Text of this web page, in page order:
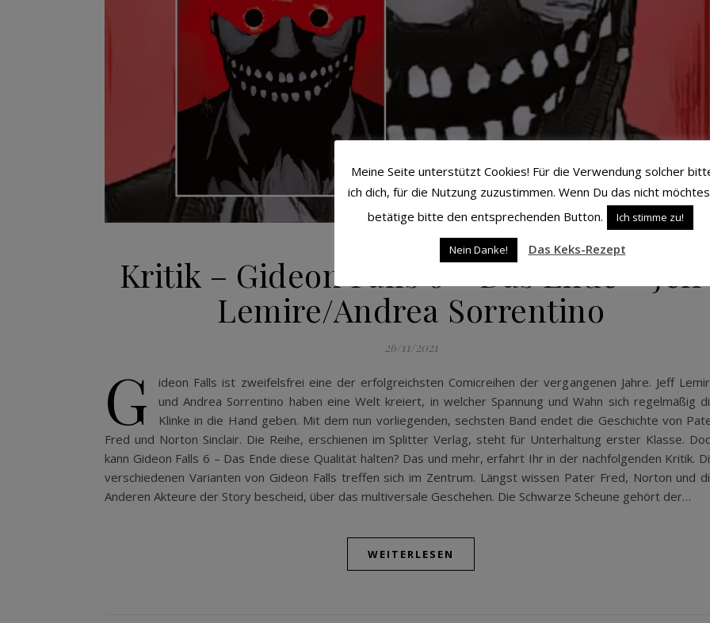
COMIC KRITIKEN
Kritik – Gideon Falls 6 – Das Ende – Jeff
Lemire/Andrea Sorrentino
26/11/2021
G
ideon Falls ist zweifelsfrei eine der erfolgreichsten Comicreihen der vergangenen Jahre. Jeff
und Andrea Sorrentino haben eine Welt kreiert, in welcher Spannung und Wahn sich regelmäßig
Klinke in die Hand geben. Mit dem nun vorliegenden, sechsten Band endet die Geschichte von
Fred und Norton Sinclair. Die Reihe, erschienen im Splitter Verlag, steht für Unterhaltung erster Klasse.
kann Gideon Falls 6 – Das Ende diese Qualität halten? Das und mehr, erfahrt Ihr in der nachfolgenden Kritik.
verschiedenen Varianten von Gideon Falls treffen sich im Zentrum. Längst wissen Pater Fred, Norton und
Anderen Akteure der Story bescheid, über das multiversale Geschehen. Die Schwarze Scheune gehört der…
WEITERLESEN
Meine Seite unterstützt Cookies! Für die Verwendung solcher
ich dich, für die Nutzung zuzustimmen. Wenn Du das nicht
betätige bitte den entsprechenden Button.
Ich stimme zu!
Nein Danke! Das Keks-Rezept